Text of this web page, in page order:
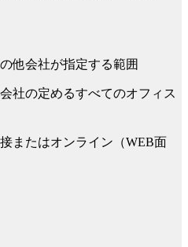
他会社が指定する範囲
社の定めるすべてのオフィス
またはオンライン（WEB面